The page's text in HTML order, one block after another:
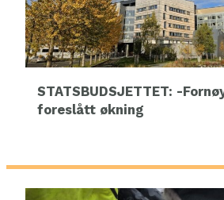
STATSBUDSJETTET: -
foreslått økning